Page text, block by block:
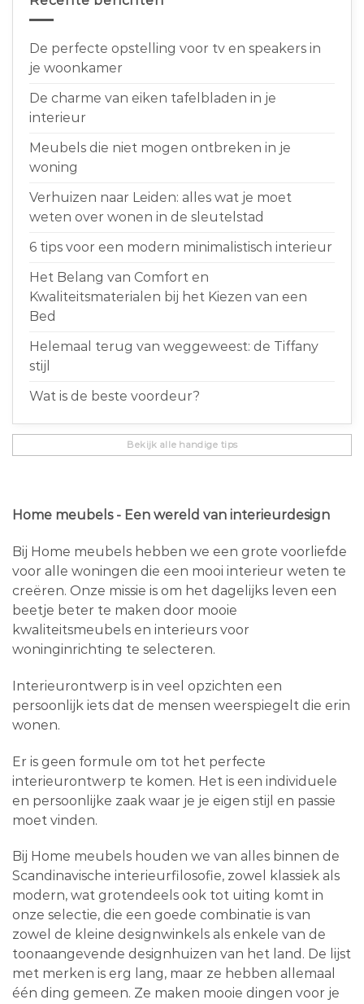
De perfecte opstelling voor tv en speakers in
je woonkamer
De charme van eiken tafelbladen in je
interieur
Meubels die niet mogen ontbreken in je
woning
Verhuizen naar Leiden: alles wat je moet
weten over wonen in de sleutelstad
6 tips voor een modern minimalistisch interieur
Het Belang van Comfort en
Kwaliteitsmaterialen bij het Kiezen van een
Bed
Helemaal terug van weggeweest: de Tiffany
stijl
Wat is de beste voordeur?
Bekijk alle handige tips
Home meubels - Een wereld van interieurdesign
Bij Home meubels hebben we een grote voorliefde
voor alle woningen die een mooi interieur weten te
creëren. Onze missie is om het dagelijks leven een
beetje beter te maken door mooie
kwaliteitsmeubels en interieurs voor
woninginrichting te selecteren.
Interieurontwerp is in veel opzichten een
persoonlijk iets dat de mensen weerspiegelt die erin
wonen.
Er is geen formule om tot het perfecte
interieurontwerp te komen. Het is een individuele
en persoonlijke zaak waar je je eigen stijl en passie
moet vinden.
Bij Home meubels houden we van alles binnen de
Scandinavische interieurfilosofie, zowel klassiek als
modern, wat grotendeels ook tot uiting komt in
onze selectie, die een goede combinatie is van
zowel de kleine designwinkels als enkele van de
toonaangevende designhuizen van het land. De lijst
met merken is erg lang, maar ze hebben allemaal
één ding gemeen. Ze maken mooie dingen voor je